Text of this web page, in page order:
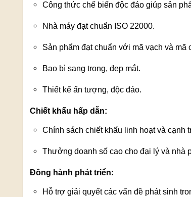
Công thức chế biến độc đáo giúp sản
Nhà máy đạt chuẩn ISO 22000.
Sản phẩm đạt chuẩn với mã vạch và mã
Bao bì sang trọng, đẹp mắt.
Thiết kế ấn tượng, độc đáo.
Chiết khấu hấp dẫn:
Chính sách chiết khấu linh hoạt và cạnh
Thưởng doanh số cao cho đại lý và nhà
Đồng hành phát triển:
Hỗ trợ giải quyết các vấn đề phát sinh